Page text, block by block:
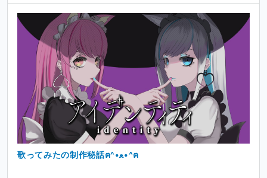
歌ってみたの制作秘話ฅ^•ﻌ•^ฅ